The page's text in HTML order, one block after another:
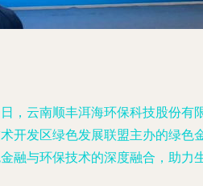
，云南顺丰洱海环保科技股份有
开发区绿色发展联盟主办的绿色
融与环保技术的深度融合，助力